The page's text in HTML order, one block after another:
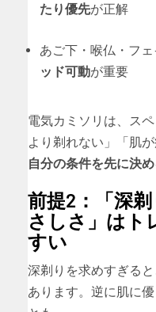
たり優先が正解
あご下・喉仏・フ
ッド可動が重要
電気カミソリは、ス
より剃れない」「肌
自分の条件を先に決
前提2：「深
さしさ」はト
すい
深剃りを求めすぎる
あります。逆に肌に